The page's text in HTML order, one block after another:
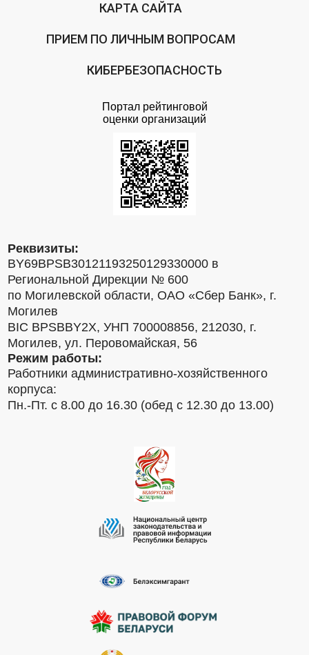
КАРТА САЙТА
ПРИЕМ ПО ЛИЧНЫМ ВОПРОСАМ
КИБЕРБЕЗОПАСНОСТЬ
Портал рейтинговой
оценки организаций
Реквизиты:
BY69BPSB30121193250129330000 в
Региональной Дирекции № 600
по Могилевской области, ОАО «Сбер Банк», г.
Могилев
BIC BPSBBY2X, УНП 700008856, 212030, г.
Могилев, ул. Перовомайская, 56
Режим работы:
Работники административно-хозяйственного
корпуса:
Пн.-Пт. с 8.00 до 16.30 (обед с 12.30 до 13.00)